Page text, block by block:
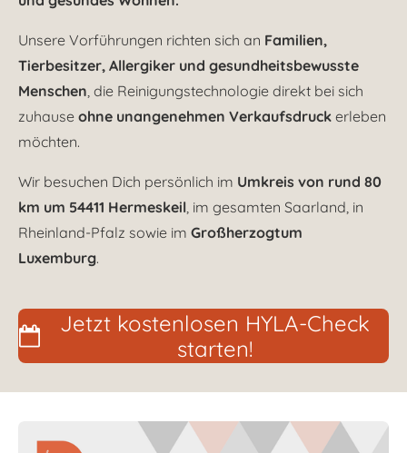
Unsere Vorführungen richten sich an Familien,
Tierbesitzer, Allergiker und gesundheitsbewusste
Menschen , die Reinigungstechnologie direkt bei sich
zuhause ohne unangenehmen Verkaufsdruck erleben
möchten.
Wir besuchen Dich persönlich im Umkreis von rund 80
km um 54411 Hermeskeil , im gesamten Saarland, in
Rheinland-Pfalz sowie im Großherzogtum
Luxemburg.
Jetzt kostenlosen HYLA-Check
starten!